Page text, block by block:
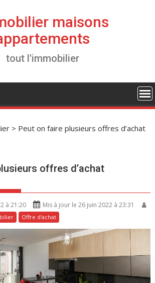
maisons
tout l'immobilier
> Peut on faire plusieurs offres d’achat
offres d’achat
à 21:20
Mis à jour le 26 juin 2022 à 23:31
Offre d'achat